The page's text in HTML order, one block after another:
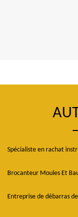
Spécialiste en rachat
Brocanteur Moules Et
Entreprise de débarras